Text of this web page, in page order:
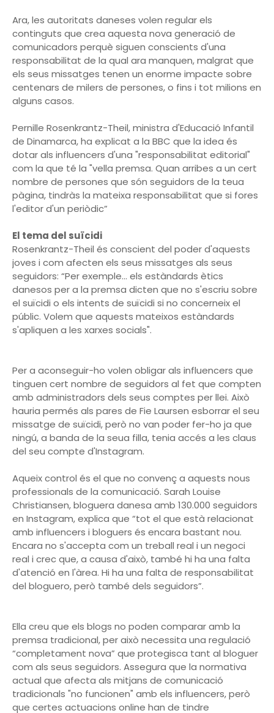
Ara, les autoritats daneses volen regular els
continguts que crea aquesta nova generació de
comunicadors perquè siguen conscients d'una
responsabilitat de la qual ara manquen, malgrat que
els seus missatges tenen un enorme impacte sobre
centenars de milers de persones, o fins i tot milions en
alguns casos.
Pernille Rosenkrantz-Theil, ministra d'Educació Infantil
de Dinamarca, ha explicat a la BBC que la idea és
dotar als influencers d'una "responsabilitat editorial"
com la que té la "vella premsa. Quan arribes a un cert
nombre de persones que són seguidors de la teua
pàgina, tindràs la mateixa responsabilitat que si fores
l'editor d'un periòdic”
El tema del suïcidi
Rosenkrantz-Theil és conscient del poder d'aquests
joves i com afecten els seus missatges als seus
seguidors: “Per exemple... els estàndards ètics
danesos per a la premsa dicten que no s'escriu sobre
el suïcidi o els intents de suïcidi si no concerneix el
públic. Volem que aquests mateixos estàndards
s'apliquen a les xarxes socials".
Per a aconseguir-ho volen obligar als influencers que
tinguen cert nombre de seguidors al fet que compten
amb administradors dels seus comptes per llei. Això
hauria permés als pares de Fie Laursen esborrar el seu
missatge de suïcidi, però no van poder fer-ho ja que
ningú, a banda de la seua filla, tenia accés a les claus
del seu compte d'Instagram.
Aqueix control és el que no convenç a aquests nous
professionals de la comunicació. Sarah Louise
Christiansen, bloguera danesa amb 130.000 seguidors
en Instagram, explica que “tot el que està relacionat
amb influencers i bloguers és encara bastant nou.
Encara no s'accepta com un treball real i un negoci
real i crec que, a causa d'això, també hi ha una falta
d'atenció en l'àrea. Hi ha una falta de responsabilitat
del bloguero, però també dels seguidors”.
Ella creu que els blogs no poden comparar amb la
premsa tradicional, per això necessita una regulació
“completament nova” que protegisca tant al bloguer
com als seus seguidors. Assegura que la normativa
actual que afecta als mitjans de comunicació
tradicionals "no funcionen" amb els influencers, però
que certes actuacions online han de tindre